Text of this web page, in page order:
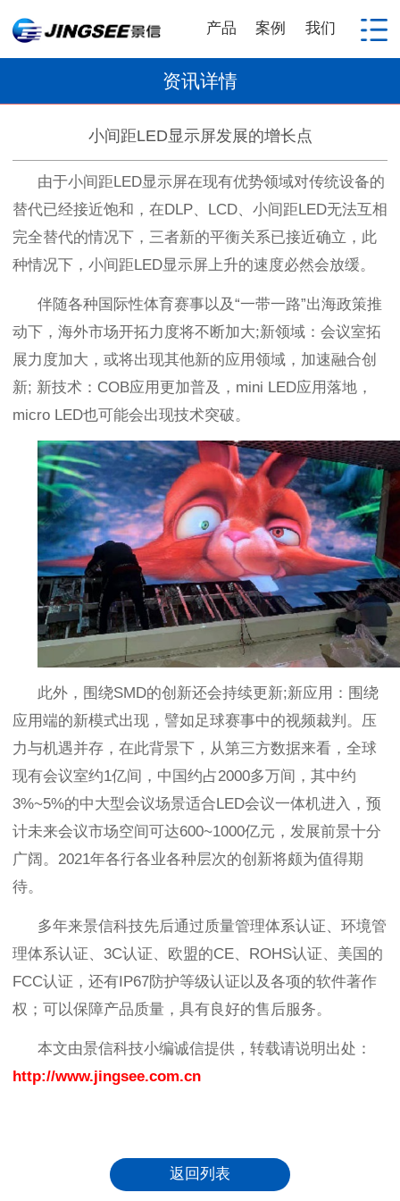
产品 案例 我们
资讯详情
小间距LED显示屏发展的增长点
由于小间距LED显示屏在现有优势领域对传统设备的
替代已经接近饱和，在DLP LCD 、小间距LED无法互相
完全替代的情况下，三者新的平衡关系已接近确立，此
种情况下，小间距LED显示屏上升的速度必然会放缓。
伴随各种国际性体育赛事以及“一带一路”出海政策推
动下，海外市场开拓力度将不断加大;新领域：会议室拓
展力度加大，或将出现其他新的应用领域，加速融合创
新; 新技术： COB应用更加普及， mini LED应用落地，
micro LED也可能会出现技术突破。
此外，围绕SMD的创新还会持续更新;新应用：围绕
应用端的新模式出现，譬如足球赛事中的视频裁判。压
力与机遇并存，在此背景下，从第三方数据来看，全球
现有会议室约1亿间，中国约占2000多万间，其中约
3%~5%的中大型会议场景适合LED会议一体机进入，预
计未来会议市场空间可达600~1000亿元，发展前景十分
广阔。 2021年各行各业各种层次的创新将颇为值得期
待。
多年来景信科技先后通过质量管理体系认证、环境管
理体系认证、 3C认证、欧盟的CE ROHS认证、美国的
FCC认证，还有IP67防护等级认证以及各项的软件著作
权；可以保障产品质量，具有良好的售后服务。
本文由景信科技小编诚信提供，转载请说明出处：
http://www.jingsee.com.cn
返回列表